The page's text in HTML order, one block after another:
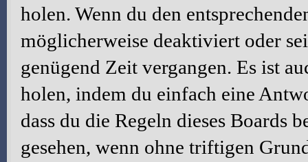
holen. Wenn du den
möglicherweise deaktiviert oder
genügend Zeit vergangen. Es ist
holen, indem du einfach eine
dass du die Regeln dieses Boards
gesehen, wenn ohne triftigen